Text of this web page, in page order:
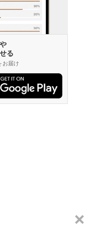
る
お届け